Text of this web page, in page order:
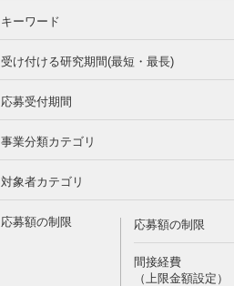
キーワード
受け付ける研究期間(最短・最長)
応募受付期間
事業分類カテゴリ
対象者カテゴリ
応募額の制限 応募額の制限
間接経費
（上限金額設定）